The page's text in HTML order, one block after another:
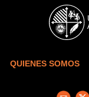
Skip to main content
QUIENES SOMOS